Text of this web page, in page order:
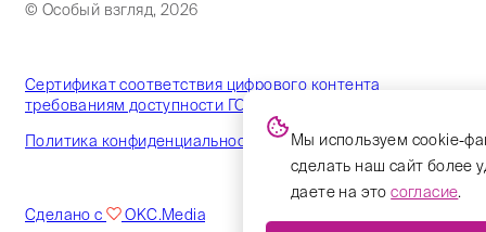
© Особый взгляд, 2026
Сертификат соответствия цифрового контента
требованиям доступности ГОСТ
Политика конфиденциальности
Сделано с OKC.Media
Мы используем cookie-
сделать наш сайт более
даете на этосогласие.